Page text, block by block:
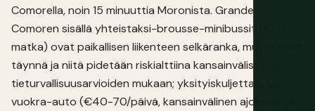
Comorella, noin 15 minuuttia Moronista. Grande
Comoren sisällä yhteistaksi-brousse-minibussit (€1-3
matka) ovat paikallisen liikenteen selkäranka, mutta ovat
täynnä ja niitä pidetään riskialttiina kansainvälisten
tieturvallisuusarvioiden mukaan; yksityiskuljettaja tai
vuokra-auto (€40-70/päivä, kansainvälinen ajokortti ja